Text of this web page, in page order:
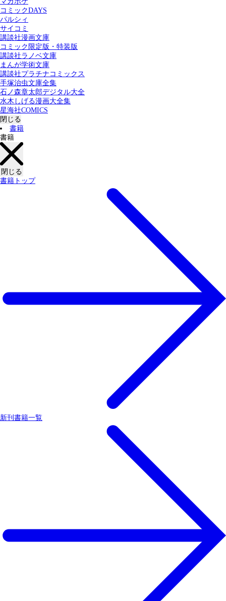
コミックDAYS
パルシィ
サイコミ
講談社漫画文庫
コミック限定版・特装版
講談社ラノベ文庫
まんが学術文庫
講談社プラチナコミックス
手塚治虫文庫全集
石ノ森章太郎デジタル大全
水木しげる漫画大全集
星海社COMICS
閉じる
書籍
書籍
閉じる
書籍トップ
新刊書籍一覧
カテゴリー：
すべての記事